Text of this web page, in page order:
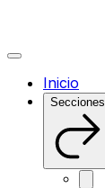
Inicio
Secciones